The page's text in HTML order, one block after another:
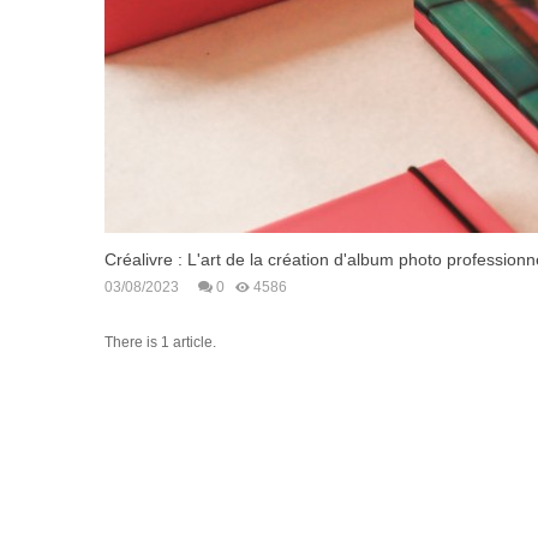
Créalivre : L'art de la création d'album photo
03/08/2023 0 4586
There is 1 article.